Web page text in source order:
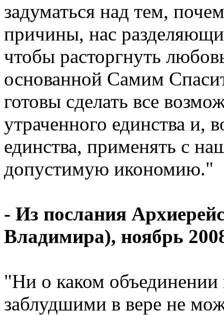
задуматься над тем,
причины, нас
чтобы расторгнуть
основанной Самим
готовы сделать все
утраченного единства и,
единства, применять с
допустимую икономию."
- Из послания
Владимира), ноябрь
"Ни о каком объединении
заблудшими в вере не